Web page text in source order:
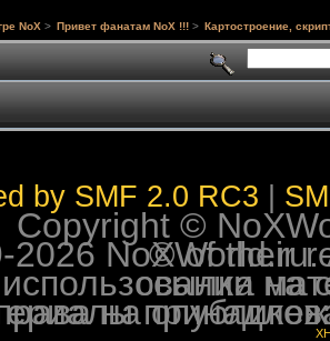
NoX > Привет фанатам NoX !!! > Картостроение,
by SMF 2.0 RC3
Copyright ©
© 2009-2026 NoXWorld.ru. All
При использовании
на опубликованные на форуме